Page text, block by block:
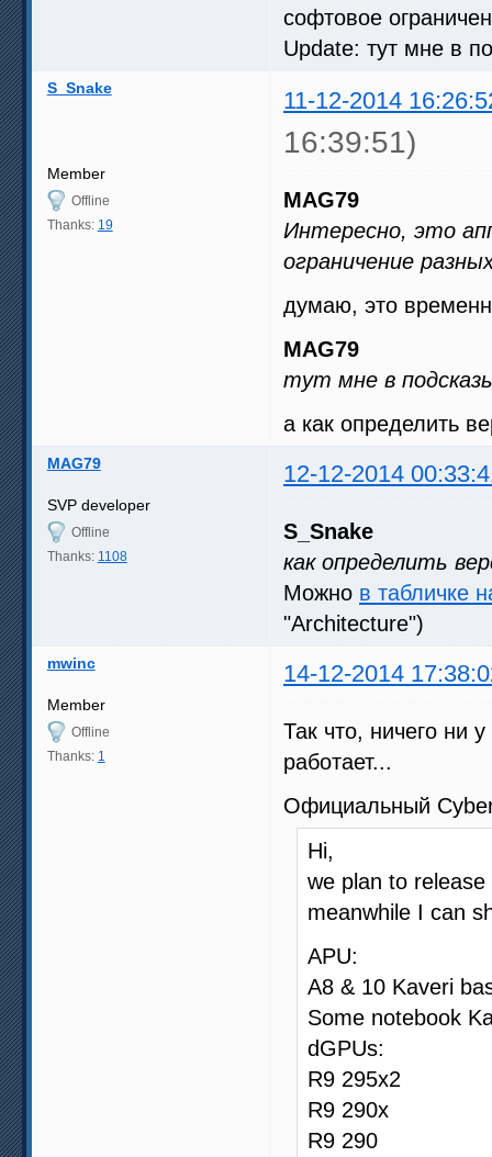
софтовое
Update: тут мне в
S_Snake 11-12-2014
16:39:51)
Member
Offline
Thanks: 19
MAG79
Интересно, это
ограничение
думаю, это
MAG79
тут мне в
а как определить
MAG79 12-12-2014
SVP developer
Offline
Thanks: 1108
S_Snake
как определить
Можно в табличке
"Architecture")
mwinc 14-12-2014
Member
Offline
Thanks: 1
Так что, ничего ни
работает...
Официальный
Hi,
we plan to
meanwhile I can
APU:
A8 & 10 Kaveri
Some notebook
dGPUs:
R9 295x2
R9 290x
R9 290